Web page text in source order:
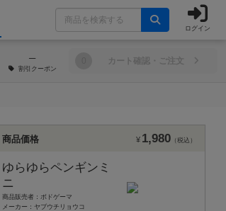
通販ストア ログイン
─
割引 クーポン
カート確認・ご注文
商品価格 ¥ 1,980 （税込）
ゆらゆらペンギンミ
ニ
商品販売者：ボドゲーマ
メーカー：ヤブウチリョウコ